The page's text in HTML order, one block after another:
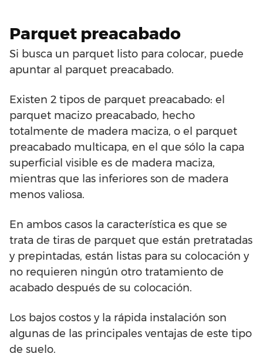
Parquet preacabado
Si busca un parquet listo para colocar, puede
apuntar al parquet preacabado.
Existen 2 tipos de parquet preacabado: el
parquet macizo preacabado, hecho
totalmente de madera maciza, o el parquet
preacabado multicapa, en el que sólo la capa
superficial visible es de madera maciza,
mientras que las inferiores son de madera
menos valiosa.
En ambos casos la característica es que se
trata de tiras de parquet que están pretratadas
y prepintadas, están listas para su colocación y
no requieren ningún otro tratamiento de
acabado después de su colocación.
Los bajos costos y la rápida instalación son
algunas de las principales ventajas de este tipo
de suelo.